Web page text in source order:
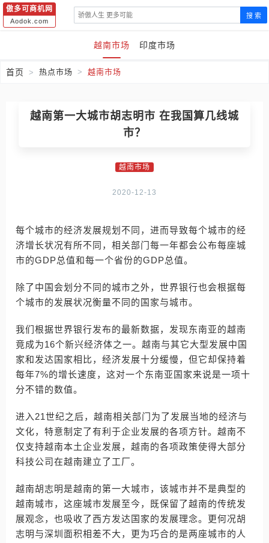
傲多可商机网
Aodok.com
搜 索
越南市场 印度市场
首页 热点市场 越南市场
越南第一大城市胡志明市 在我国算几线城
市？
越南市场
2020-12-13
每个城市的经济发展规划不同，进而导致每个城市的经
济增长状况有所不同，相关部门每一年都会公布每座城
市的GDP总值和每一个省份的GDP总值。
除了中国会划分不同的城市之外，世界银行也会根据每
个城市的发展状况衡量不同的国家与城市。
我们根据世界银行发布的最新数据，发现东南亚的越南
竟成为16个新兴经济体之一。越南与其它大型发展中国
家和发达国家相比，经济发展十分缓慢，但它却保持着
每年7%的增长速度，这对一个东南亚国家来说是一项十
分不错的数值。
进入21世纪之后，越南相关部门为了发展当地的经济与
文化，特意制定了有利于企业发展的各项方针。越南不
仅支持越南本土企业发展，越南的各项政策使得大部分
科技公司在越南建立了工厂。
越南胡志明是越南的第一大城市，该城市并不是典型的
越南城市，这座城市发展至今，既保留了越南的传统发
展观念，也吸收了西方发达国家的发展理念。更何况胡
志明与深圳面积相差不大，更为巧合的是两座城市的人